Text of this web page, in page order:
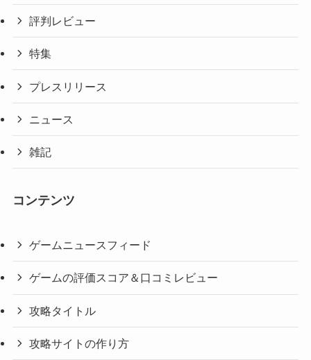
評判レビュー
特集
プレスリリース
ニュース
雑記
コンテンツ
ゲームニュースフィード
ゲームの評価スコア＆口コミレビュー
攻略タイトル
攻略サイトの作り方